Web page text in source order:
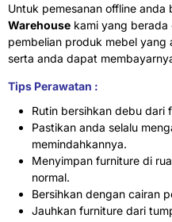
Untuk pemesanan offline
Warehouse kami yang berada
pembelian produk mebel yang
serta anda dapat
Tips Perawatan :
Rutin bersihkan debu dari
Pastikan anda selalu
memindahkannya.
Menyimpan furniture di
normal.
Bersihkan dengan cairan
Jauhkan furniture dari